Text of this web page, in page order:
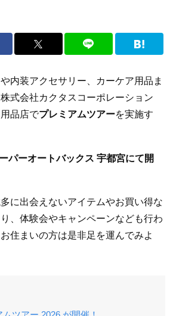
内装アクセサリー、カーケア用品ま
式会社カクタスコーポレーション
品店でプレミアムツアーを実施す
パーオートバックス 宇都宮にて開
に出会えないアイテムやお買い得な
、体験会やキャンペーンなども行わ
住まいの方は是非足を運んでみよ